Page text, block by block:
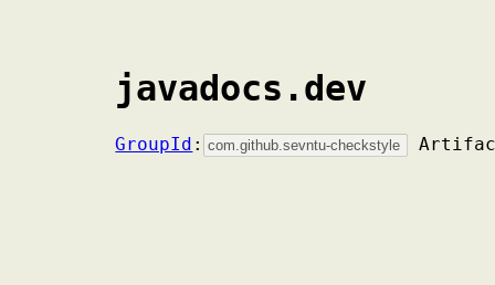
javadocs.dev
GroupId :